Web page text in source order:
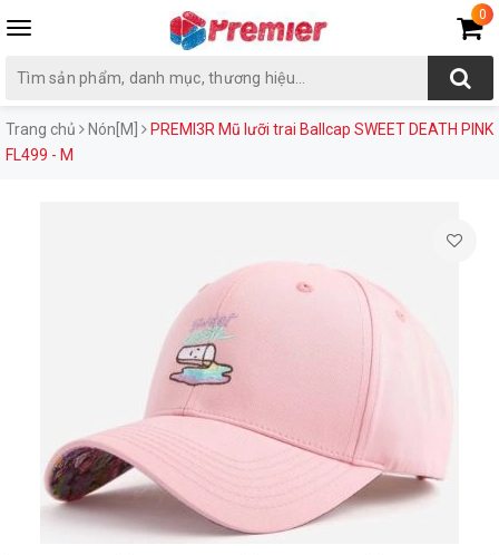
Toggle
0
Trang chủ Nón[M]
PREMI3R Mũ lưỡi trai Ballcap SWEET DEATH PINK
FL499 - M